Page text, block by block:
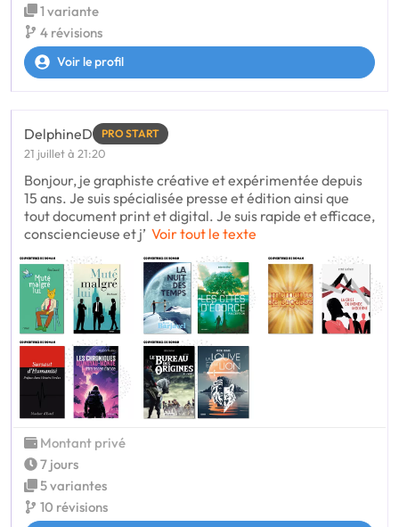
1 variante
4 révisions
Voir le profil
DelphineD PRO START
21 juillet à 21:20
Bonjour, je graphiste créative et expérimentée depuis
15 ans. Je suis spécialisée presse et édition ainsi que
tout document print et digital. Je suis rapide et efficace,
consciencieuse et j’ Voir tout le texte
Montant privé
7 jours
5 variantes
10 révisions